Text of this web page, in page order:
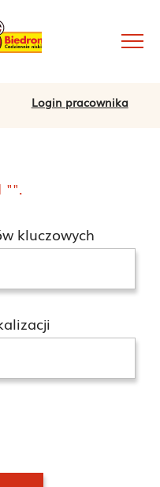
Login pracownika
"".
kluczowych